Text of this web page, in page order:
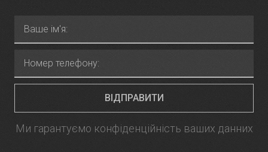
ВІДПРАВИТИ
Ми гарантуємо конфіденційність ваших данних